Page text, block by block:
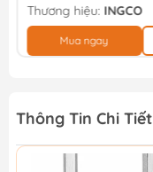
Thương hiệu: INGCO
Mua ngay
Thông Tin Chi Tiết